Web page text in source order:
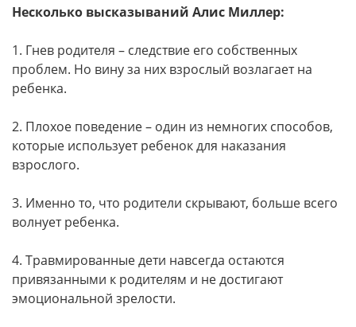
Несколько высказываний Алис Миллер:
1. Гнев родителя – следствие его собственных
проблем. Но вину за них взрослый возлагает на
ребенка.
2. Плохое поведение – один из немногих способов,
которые использует ребенок для наказания
взрослого.
3. Именно то, что родители скрывают, больше всего
волнует ребенка.
4. Травмированные дети навсегда остаются
привязанными к родителям и не достигают
эмоциональной зрелости.